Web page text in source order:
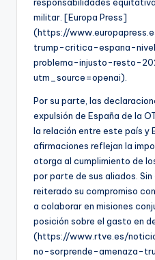
responsabilidades
militar. [Europa Press]
(https://
trump-critica-espana-
problema-injusto-resto-
utm_source=openai).
Por su parte, las
expulsión de España de la
la relación entre este país y
afirmaciones reflejan la
otorga al cumplimiento de
por parte de sus aliados. Sin
reiterado su compromiso
a colaborar en misiones
posición sobre el gasto en
(https://www.rtve.es/
no-sorprende-amenaza-